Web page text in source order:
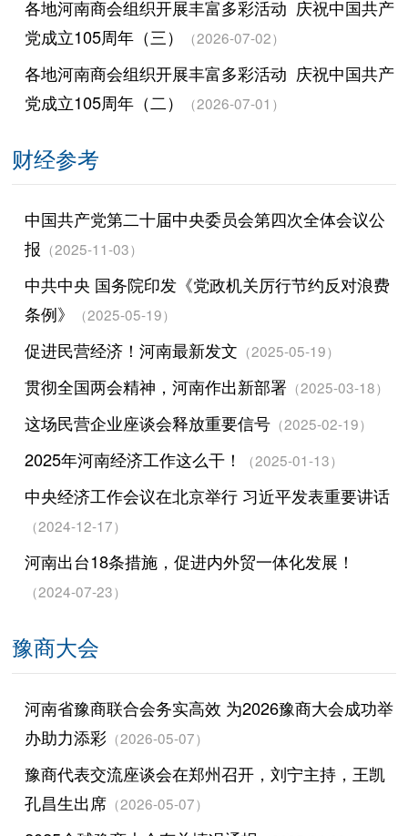
各地河南商会组织开展丰富多彩活动 庆祝中国共产
党成立105周年（三）
（2026-07-02）
各地河南商会组织开展丰富多彩活动 庆祝中国共产
党成立105周年（二）
（2026-07-01）
财经参考
中国共产党第二十届中央委员会第四次全体会议公
报 （2025-11-03）
中共中央 国务院印发《党政机关厉行节约反对浪费
条例》
（2025-05-19）
促进民营经济！河南最新发文 （2025-05-19）
贯彻全国两会精神，河南作出新部署（2025-03-18）
这场民营企业座谈会释放重要信号（2025-02-19）
2025年河南经济工作这么干！ （2025-01-13）
中央经济工作会议在北京举行 习近平发表重要讲话
（2024-12-17）
河南出台18条措施，促进内外贸一体化发展！
（2024-07-23）
豫商大会
河南省豫商联合会务实高效 为2026豫商大会成功举
办助力添彩（2026-05-07）
豫商代表交流座谈会在郑州召开，刘宁主持，王凯
孔昌生出席（2026-05-07）